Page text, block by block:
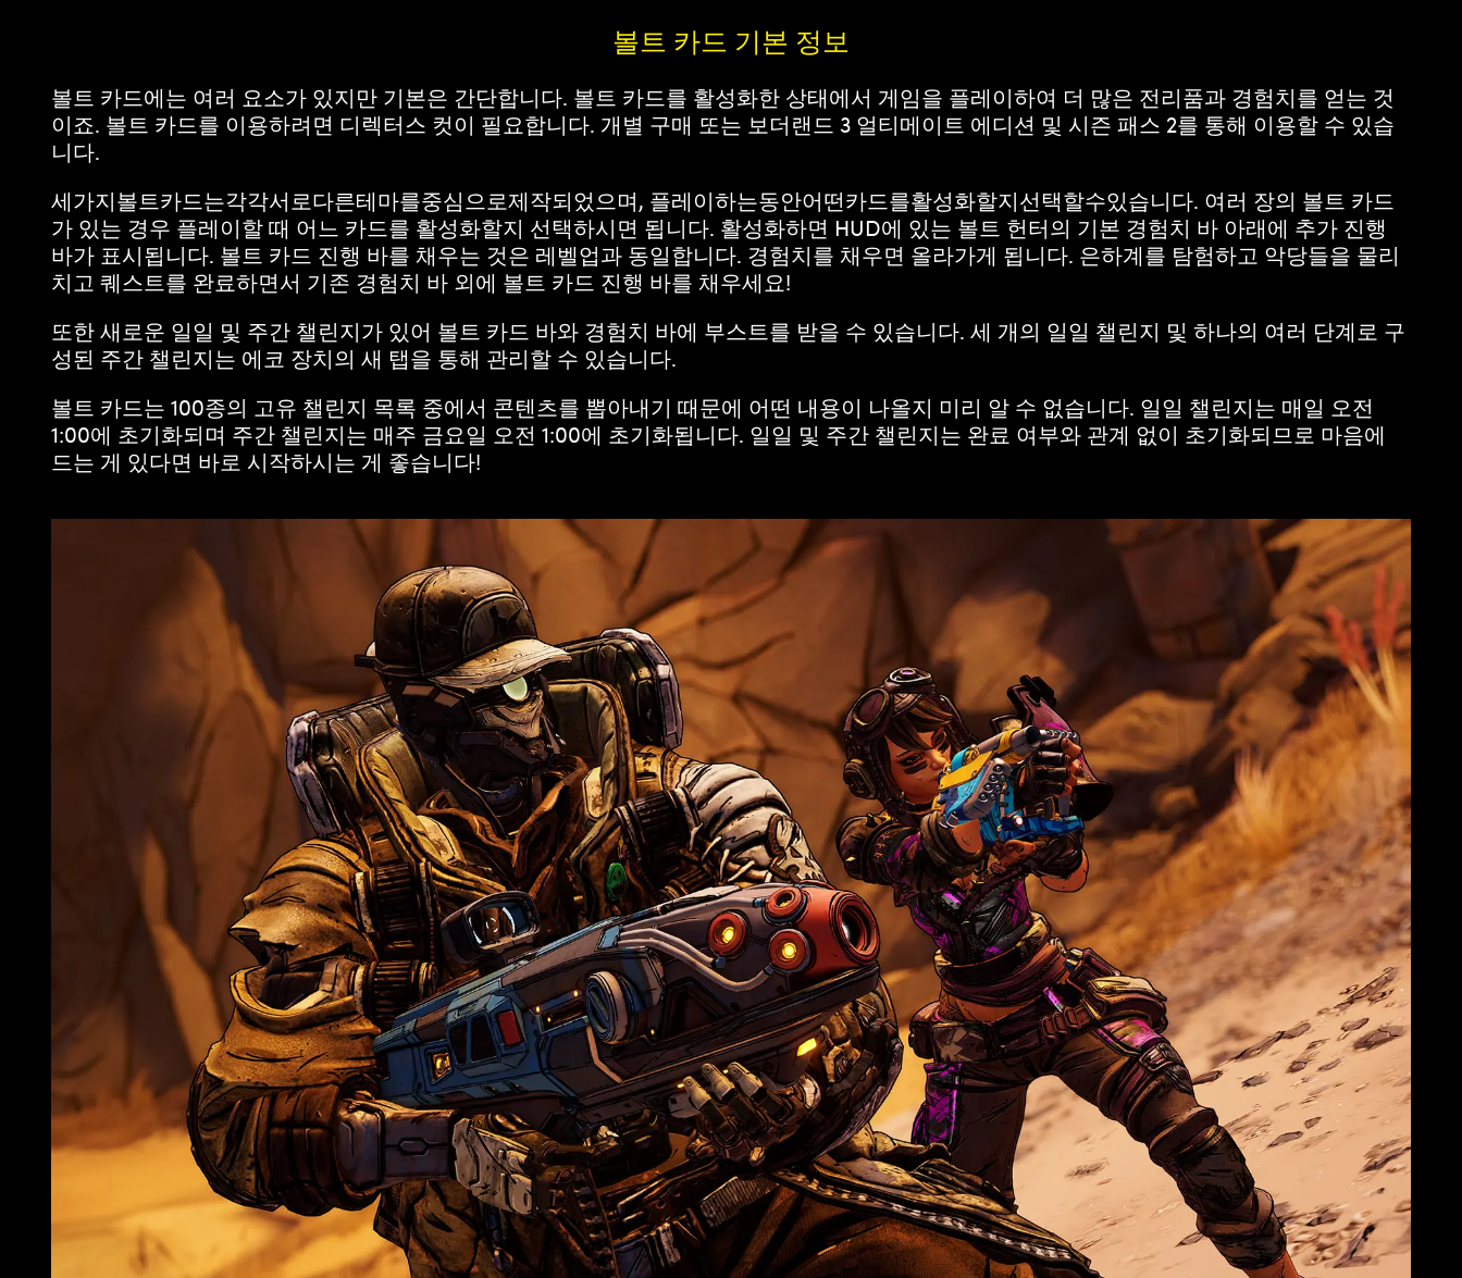
볼트 카드 기본 정보
볼트 카드에는 여러 요소가 있지만 기본은 간단합니다. 볼트 카드를 활성화한 상태에서 게임을 플레이하여 더 많은 전리품과 경험치를 얻는 것
이죠. 볼트 카드를 이용하려면 디렉터스 컷이 필요합니다. 개별 구매 또는 보더랜드 3 얼티메이트 에디션 및 시즌 패스 2를 통해 이용할 수 있습
니다.
세가지볼트카드는각각서로다른테마를중심으로제작되었으며, 플레이하는동안어떤카드를활성화할지선택할수있습니다. 여러 장의 볼트 카드
가 있는 경우 플레이할 때 어느 카드를 활성화할지 선택하시면 됩니다. 활성화하면 HUD에 있는 볼트 헌터의 기본 경험치 바 아래에 추가 진행
바가 표시됩니다. 볼트 카드 진행 바를 채우는 것은 레벨업과 동일합니다. 경험치를 채우면 올라가게 됩니다. 은하계를 탐험하고 악당들을 물리
치고 퀘스트를 완료하면서 기존 경험치 바 외에 볼트 카드 진행 바를 채우세요!
또한 새로운 일일 및 주간 챌린지가 있어 볼트 카드 바와 경험치 바에 부스트를 받을 수 있습니다. 세 개의 일일 챌린지 및 하나의 여러 단계로 구
성된 주간 챌린지는 에코 장치의 새 탭을 통해 관리할 수 있습니다.
볼트 카드는 100종의 고유 챌린지 목록 중에서 콘텐츠를 뽑아내기 때문에 어떤 내용이 나올지 미리 알 수 없습니다. 일일 챌린지는 매일 오전
1:00에 초기화되며 주간 챌린지는 매주 금요일 오전 1:00에 초기화됩니다. 일일 및 주간 챌린지는 완료 여부와 관계 없이 초기화되므로 마음에
드는 게 있다면 바로 시작하시는 게 좋습니다!